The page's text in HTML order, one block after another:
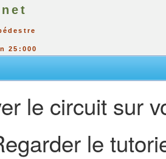
25:000
le circuit sur
le